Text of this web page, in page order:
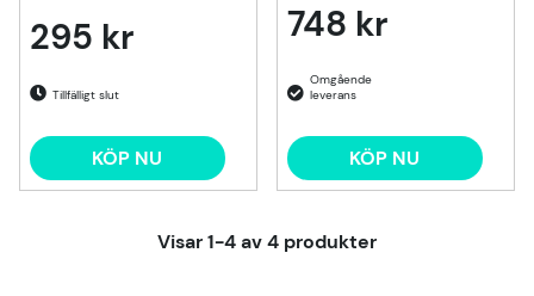
295 kr
Tillfälligt slut
KÖP NU
748 kr
KÖP NU
Visar1-4av4 produkter